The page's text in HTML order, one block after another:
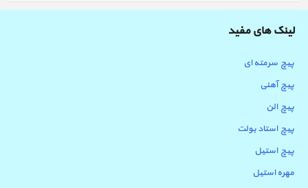
لینک های مفید
پیچ سرمته ای
پیچ آهنی
پیچ الن
پیچ استاد بولت
پیچ استیل
مهره استیل